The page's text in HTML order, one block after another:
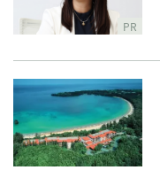
PR